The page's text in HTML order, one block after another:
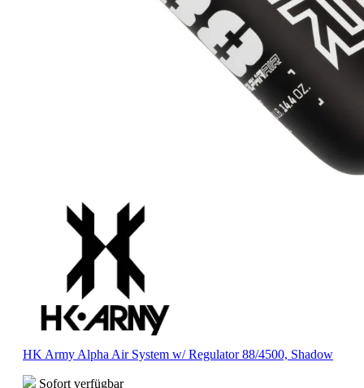
HK Army Alpha Air System w/ Regulator 88/4500, Shadow
Sofort verfügbar